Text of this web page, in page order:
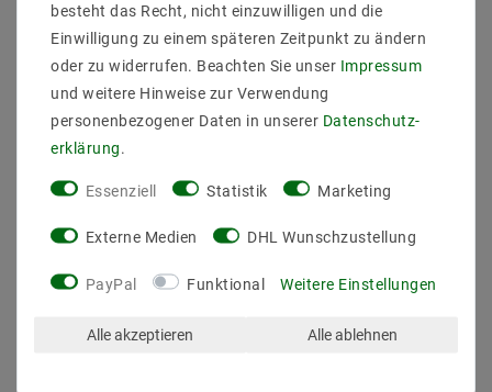
Informationen zur Produktsicherheit
SLATE Wandleuchte, chrom, LED nicht austauschbar,
Lichtaustritt direkt/indirekt, IP44
Artikle Nr: 18/2039.04
Werkstoff_Abdeckung: Acrylglas satiniert
Schutzart: IP44
Laenge_mm:900
besteht das Recht, nicht einzuwilligen und die
Einwilligung zu einem späteren Zeitpunkt zu ändern
oder zu widerrufen. Beachten Sie unser Impressum
und weitere Hinweise zur Verwendung
personenbezogener Daten in unserer Daten­schutz­
erklärung
Essenziell Statistik Marketing
Externe Medien DHL Wunschzustellung
PayPal Funktional Weitere Einstellungen
Alle akzeptieren Alle ablehnen